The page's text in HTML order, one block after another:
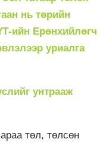
нь төрийн
ийн Ерөнхийлөгч
уриалга
унтрааж
төл, төлсөн